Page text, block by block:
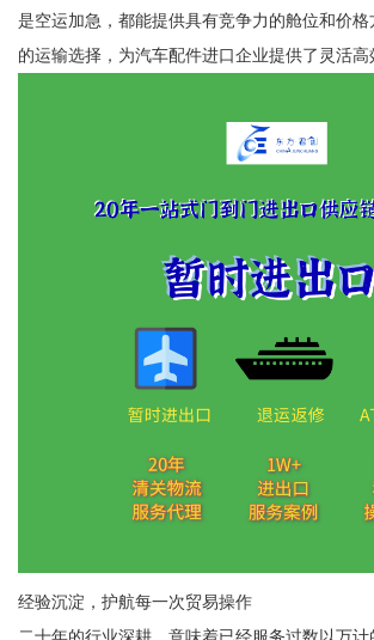
是空运加急，都能提供具有竞争力的舱位和价
的运输选择，为汽车配件进口企业提供了灵活高
经验沉淀，护航每一次贸易操作